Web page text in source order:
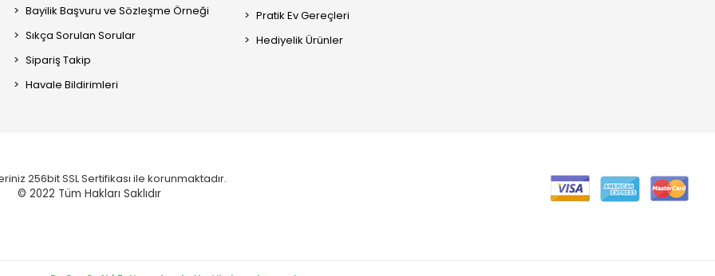
Bayilik Başvuru ve Sözleşme Örneği
Sıkça Sorulan Sorular
Sipariş Takip
Havale Bildirimleri
Pratik Ev Gereçleri
Hediyelik Ürünler
256bit SSL Sertifikası ile korunmaktadır.
© 2022 Tüm Hakları Saklıdır